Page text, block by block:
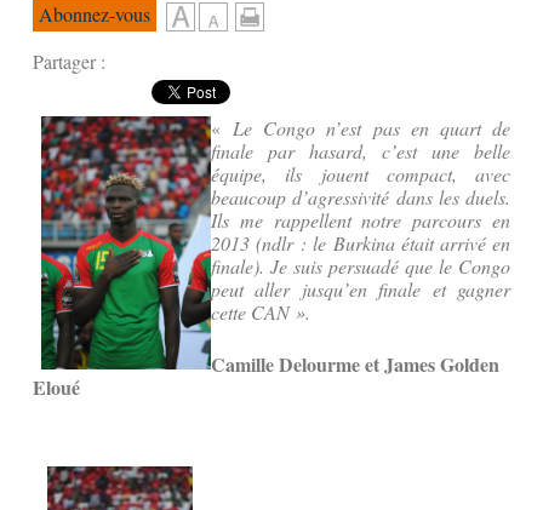
Abonnez-vous
Partager :
« Le Congo n’est pas en quart de
finale par hasard, c’est une belle
équipe, ils jouent compact, avec
beaucoup d’agressivité dans les duels.
Ils me rappellent notre parcours en
2013 (ndlr : le Burkina était arrivé en
finale). Je suis persuadé que le Congo
peut aller jusqu’en finale et gagner
cette CAN ».
Camille Delourme et James Golden
Eloué